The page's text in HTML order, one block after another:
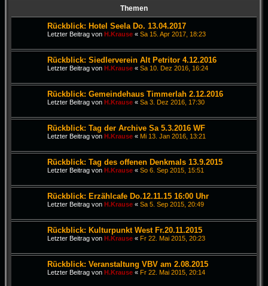
Themen
Rückblick: Hotel Seela Do. 13.04.2017
Letzter Beitrag von H.Krause « Sa 15. Apr 2017, 18:23
Rückblick: Siedlerverein Alt Petritor 4.12.2016
Letzter Beitrag von H.Krause « Sa 10. Dez 2016, 16:24
Rückblick: Gemeindehaus Timmerlah 2.12.2016
Letzter Beitrag von H.Krause « Sa 3. Dez 2016, 17:30
Rückblick: Tag der Archive Sa 5.3.2016 WF
Letzter Beitrag von H.Krause « Mi 13. Jan 2016, 13:21
Rückblick: Tag des offenen Denkmals 13.9.2015
Letzter Beitrag von H.Krause « So 6. Sep 2015, 15:51
Rückblick: Erzählcafe Do.12.11.15 16:00 Uhr
Letzter Beitrag von H.Krause « Sa 5. Sep 2015, 20:49
Rückblick: Kulturpunkt West Fr.20.11.2015
Letzter Beitrag von H.Krause « Fr 22. Mai 2015, 20:23
Rückblick: Veranstaltung VBV am 2.08.2015
Letzter Beitrag von H.Krause « Fr 22. Mai 2015, 20:14